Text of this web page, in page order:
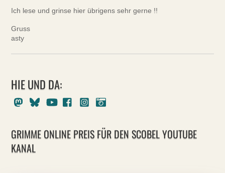
Ich lese und grinse hier übrigens sehr gerne !!
Gruss
asty
HIE UND DA:
MastodonBlueskyYoutubeFacebookInstagram
GRIMME ONLINE PREIS FÜR DEN SCOBEL YOUTUBE
KANAL